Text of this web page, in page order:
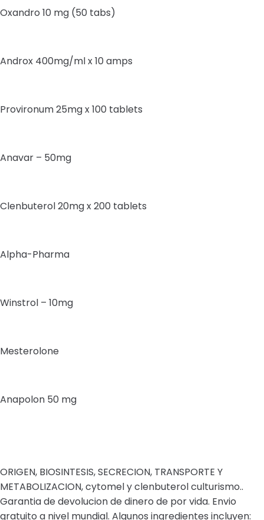
Oxandro 10 mg (50 tabs)
Androx 400mg/ml x 10 amps
Provironum 25mg x 100 tablets
Anavar – 50mg
Clenbuterol 20mg x 200 tablets
Alpha-Pharma
Winstrol – 10mg
Mesterolone
Anapolon 50 mg
ORIGEN, BIOSINTESIS, SECRECION, TRANSPORTE Y
METABOLIZACION, cytomel y clenbuterol culturismo..
Garantia de devolucion de dinero de por vida. Envio
gratuito a nivel mundial. Algunos ingredientes incluyen: